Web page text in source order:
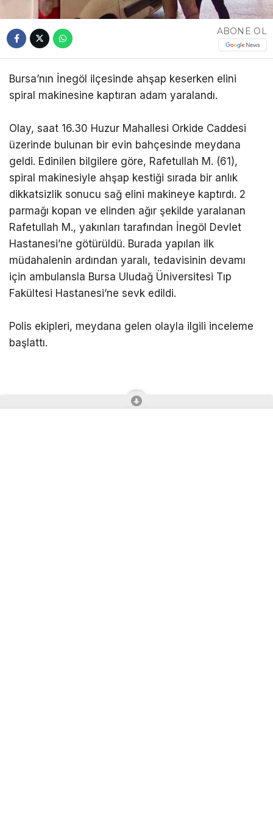
ABONE OL
Bursa’nın İnegöl ilçesinde ahşap keserken elini
spiral makinesine kaptıran adam yaralandı.
Olay, saat 16.30 Huzur Mahallesi Orkide Caddesi
üzerinde bulunan bir evin bahçesinde meydana
geldi. Edinilen bilgilere göre, Rafetullah M. (61),
spiral makinesiyle ahşap kestiği sırada bir anlık
dikkatsizlik sonucu sağ elini makineye kaptırdı. 2
parmağı kopan ve elinden ağır şekilde yaralanan
Rafetullah M., yakınları tarafından İnegöl Devlet
Hastanesi’ne götürüldü. Burada yapılan ilk
müdahalenin ardından yaralı, tedavisinin devamı
için ambulansla Bursa Uludağ Üniversitesi Tıp
Fakültesi Hastanesi’ne sevk edildi.
Polis ekipleri, meydana gelen olayla ilgili inceleme
başlattı.